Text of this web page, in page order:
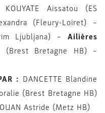
KOUYATE Aissatou (ES
(Fleury-Loiret) –
Ljubljana) – Ailières
(Brest Bretagne HB) –
: DANCETTE Blandine
(Brest Bretagne HB)
Astride (Metz HB)